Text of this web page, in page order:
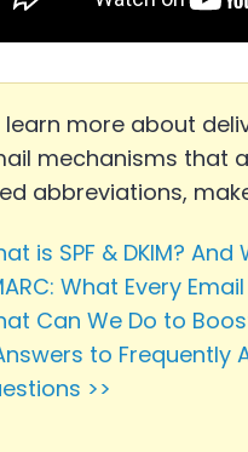
learn more about
mechanisms that
abbreviations,
is SPF & DKIM?
What Every
Can We Do to
to Frequently
>>